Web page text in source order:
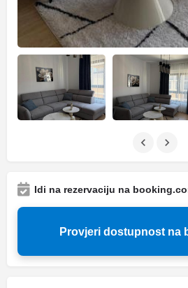
Idi na rezervaciju na
Provjeri dostupnost na